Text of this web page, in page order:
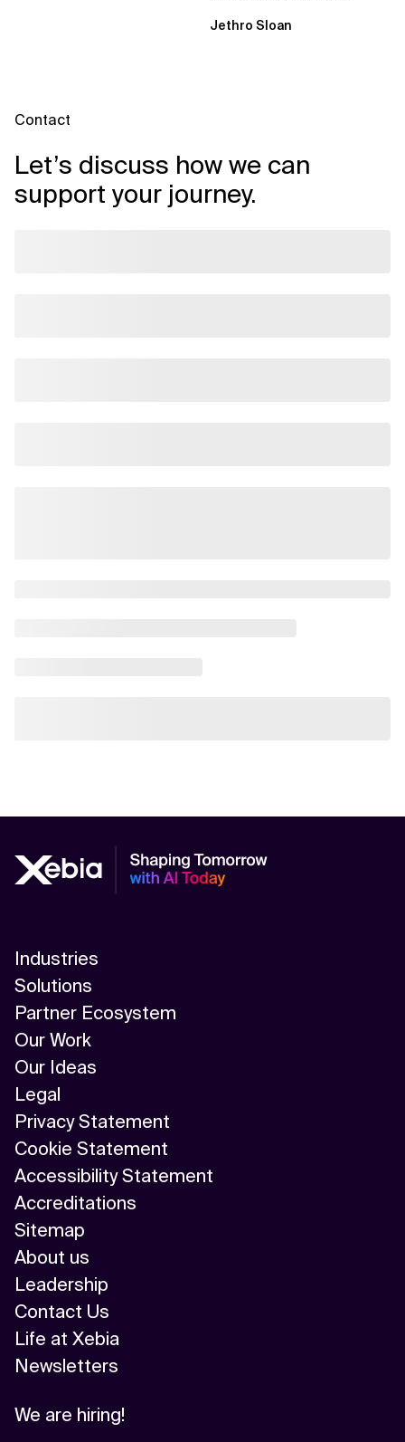
vorbereitet hat „Wir...
Jethro Sloan
Contact
Let’s discuss how we can
support your journey.
Industries
Solutions
Partner Ecosystem
Our Work
Our Ideas
Legal
Privacy Statement
Cookie Statement
Accessibility Statement
Accreditations
Sitemap
About us
Leadership
Contact Us
Life at Xebia
Newsletters
We are hiring!